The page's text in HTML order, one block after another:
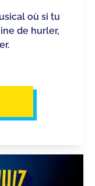
où si tu
de hurler,